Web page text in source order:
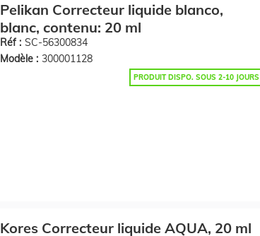
Pelikan Correcteur liquide blanco,
blanc, contenu: 20 ml
Réf : SC-56300834
Modèle : 300001128
PRODUIT DISPO. SOUS 2-10 JOURS
Kores Correcteur liquide AQUA, 20 ml